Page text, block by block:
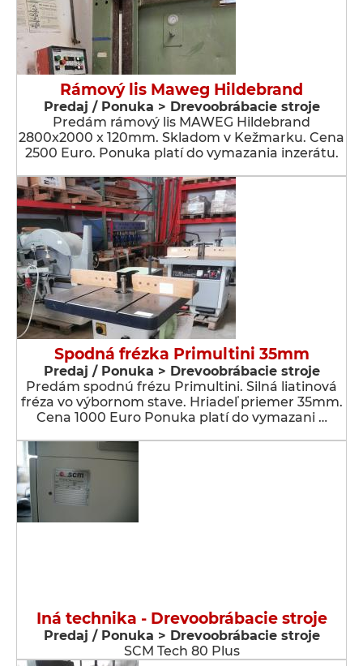
Rámový lis Maweg Hildebrand
Predaj / Ponuka > Drevoobrábacie stroje
Predám rámový lis MAWEG Hildebrand
2800x2000 x 120mm. Skladom v Kežmarku. Cena
2500 Euro. Ponuka platí do vymazania inzerátu.
Spodná frézka Primultini 35mm
Predaj / Ponuka > Drevoobrábacie stroje
Predám spodnú frézu Primultini. Silná liatinová
fréza vo výbornom stave. Hriadeľ priemer 35mm.
Cena 1000 Euro Ponuka platí do vymazani …
Iná technika - Drevoobrábacie stroje
Predaj / Ponuka > Drevoobrábacie stroje
SCM Tech 80 Plus